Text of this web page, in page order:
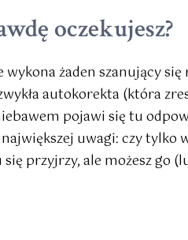
oczekujesz?
żaden szanujący
autokorekta (która
pojawi się tu
uwagi: czy tylko
przyjrzy, ale możesz go